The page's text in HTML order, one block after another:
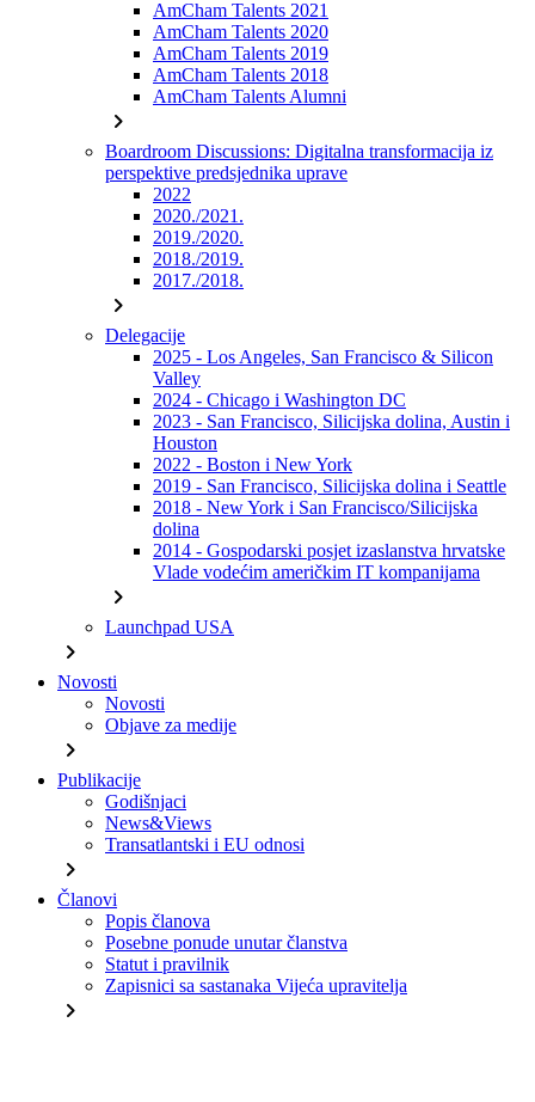
AmCham Talents 2021
AmCham Talents 2020
AmCham Talents 2019
AmCham Talents 2018
AmCham Talents Alumni
chevron_right
Boardroom Discussions: Digitalna transformacija iz
perspektive predsjednika uprave
2022
2020./2021.
2019./2020.
2018./2019.
2017./2018.
chevron_right
Delegacije
2025 - Los Angeles, San Francisco & Silicon
Valley
2024 - Chicago i Washington DC
2023 - San Francisco, Silicijska dolina, Austin i
Houston
2022 - Boston i New York
2019 - San Francisco, Silicijska dolina i Seattle
2018 - New York i San Francisco/Silicijska
dolina
2014 - Gospodarski posjet izaslanstva hrvatske
Vlade vodećim američkim IT kompanijama
chevron_right
Launchpad USA
chevron_right
Novosti
Novosti
Objave za medije
chevron_right
Publikacije
Godišnjaci
News&Views
Transatlantski i EU odnosi
chevron_right
Članovi
Popis članova
Posebne ponude unutar članstva
Statut i pravilnik
Zapisnici sa sastanaka Vijeća upravitelja
chevron_right